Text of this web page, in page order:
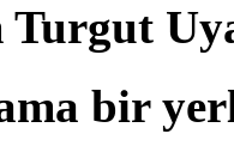
Turgut
bir